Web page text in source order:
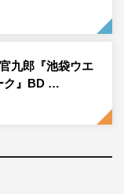
九郎『池袋ウエ
ク』BD …